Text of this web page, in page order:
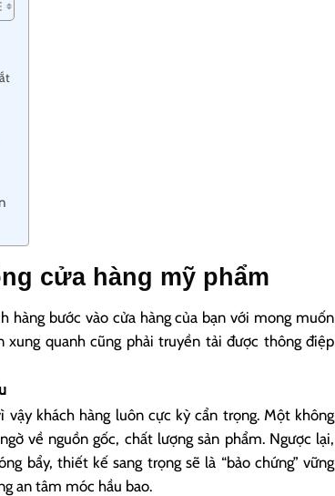
cửa hàng mỹ phẩm
hàng bước vào cửa hàng của bạn với mong muốn
quanh cũng phải truyền tải được thông điệp
khách hàng luôn cực kỳ cẩn trọng. Một không
về nguồn gốc, chất lượng sản phẩm. Ngược lại,
bẩy, thiết kế sang trọng sẽ là “bảo chứng” vững
an tâm móc hầu bao.